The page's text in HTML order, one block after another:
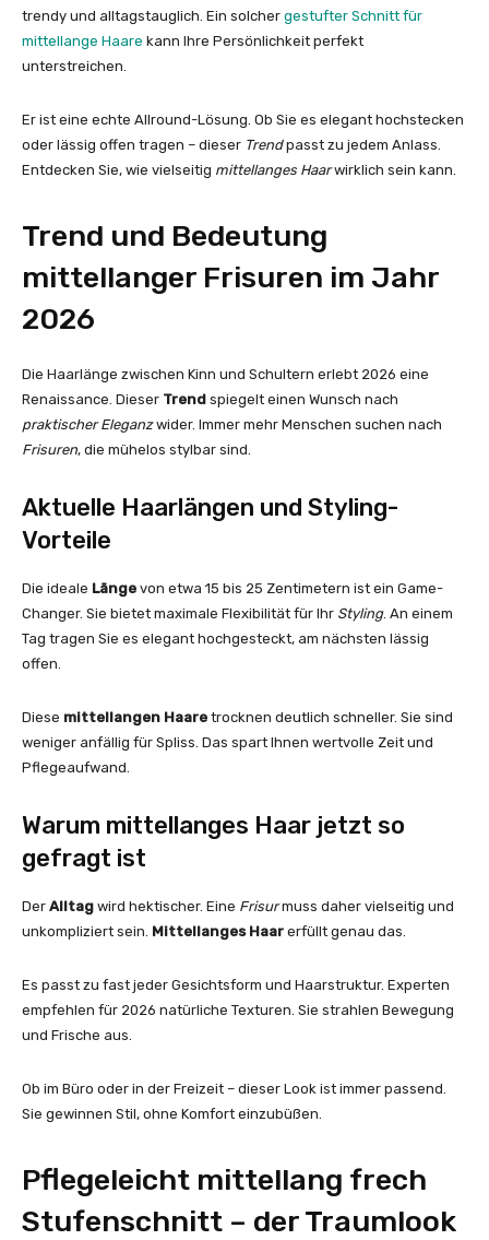
trendy und alltagstauglich. Ein solcher gestufter Schnitt für
mittellange Haare kann Ihre Persönlichkeit perfekt
unterstreichen.
Er ist eine echte Allround-Lösung. Ob Sie es elegant hochstecken
oder lässig offen tragen – dieser Trendpasst zu jedem Anlass.
Entdecken Sie, wie vielseitig mittellanges Haarwirklich sein kann.
Trend und Bedeutung
mittellanger Frisuren im Jahr
2026
Die Haarlänge zwischen Kinn und Schultern erlebt 2026 eine
Renaissance. Dieser Trend spiegelt einen Wunsch nach
praktischer Eleganzwider. Immer mehr Menschen suchen nach
Frisuren, die mühelos stylbar sind.
Aktuelle Haarlängen und Styling-
Vorteile
Die ideale Länge von etwa 15 bis 25 Zentimetern ist ein Game-
Changer. Sie bietet maximale Flexibilität für Ihr Styling. An einem
Tag tragen Sie es elegant hochgesteckt, am nächsten lässig
offen.
Diese mittellangen Haare trocknen deutlich schneller. Sie sind
weniger anfällig für Spliss. Das spart Ihnen wertvolle Zeit und
Pflegeaufwand.
Warum mittellanges Haar jetzt so
gefragt ist
Der Alltag wird hektischer. Eine Frisurmuss daher vielseitig und
unkompliziert sein. Mittellanges Haar erfüllt genau das.
Es passt zu fast jeder Gesichtsform und Haarstruktur. Experten
empfehlen für 2026 natürliche Texturen. Sie strahlen Bewegung
und Frische aus.
Ob im Büro oder in der Freizeit – dieser Look ist immer passend.
Sie gewinnen Stil, ohne Komfort einzubüßen.
Pflegeleicht mittellang frech
Stufenschnitt – der Traumlook